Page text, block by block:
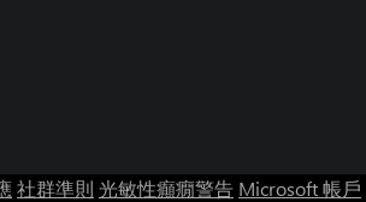
社群準則 光敏性癲癇警告 Microsoft 帳戶